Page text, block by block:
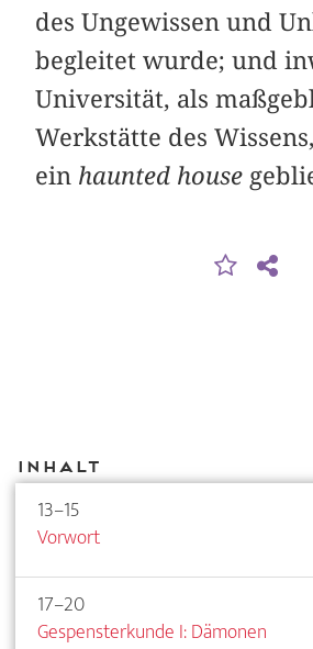
des Ungewissen und
begleitet wurde; und
Universität, als
Werkstätte des
ein haunted house
Inhalt
13–15
Vorwort
17–20
Gespensterkunde I: Dämonen